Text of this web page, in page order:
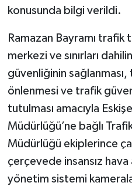
konusunda bilgi verildi.
Ramazan Bayramı
merkezi ve sınırları
güvenliğinin sağlanması,
önlenmesi ve trafik
tutulması amacıyla
Müdürlüğü’ne bağlı
Müdürlüğü ekiplerince
çerçevede insansız
yönetim sistemi